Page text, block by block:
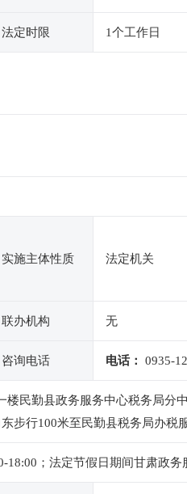
法定时限 1个工作日
实施主体性质 法定机关
联办机构 无
咨询电话 电话： 0935-
楼民勤县政务服务中心税务局分
步行100米至民勤县税务局办税
18:00；法定节假日期间甘肃政